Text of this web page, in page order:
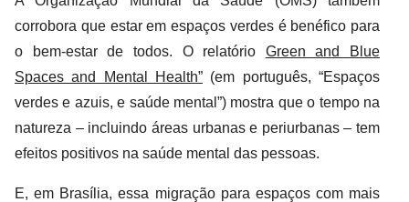
corrobora que estar em espaços verdes é benéfico para
o bem-estar de todos. O relatório Green and Blue
Spaces and Mental Health” (em português, “Espaços
verdes e azuis, e saúde mental”) mostra que o tempo na
natureza – incluindo áreas urbanas e periurbanas – tem
efeitos positivos na saúde mental das pessoas.
E, em Brasília, essa migração para espaços com mais